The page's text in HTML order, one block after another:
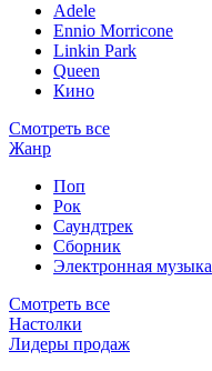
Adele
Ennio Morricone
Linkin Park
Queen
Кино
Смотреть все
Жанр
Поп
Рок
Саундтрек
Сборник
Электронная музыка
Смотреть все
Настолки
Лидеры продаж